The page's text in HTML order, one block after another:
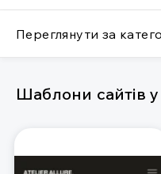
Переглянути за
Шаблони сайтів у